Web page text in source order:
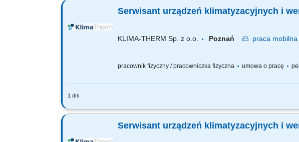
Serwisant urządzeń klimatyzacyjnych
KLIMA-THERM Sp. z o.o. Poznań praca mobilna
pracownik fizyczny / pracowniczka fizyczna umowa o pracę
1 dni
(praca mobilna) Dostępne lokalizacje: Poznań (woj.
Serwisant urządzeń klimatyzacyjnych